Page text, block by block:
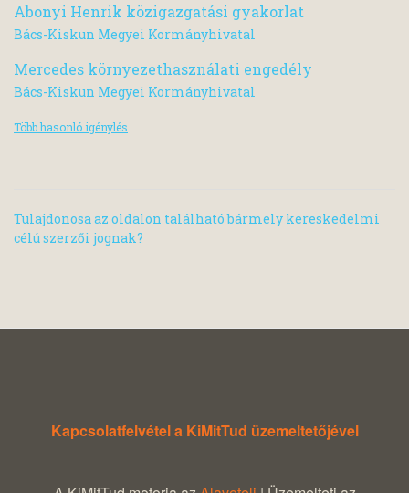
Abonyi Henrik közigazgatási gyakorlat
Bács-Kiskun Megyei Kormányhivatal
Mercedes környezethasználati engedély
Bács-Kiskun Megyei Kormányhivatal
Több hasonló igénylés
Tulajdonosa az oldalon található bármely kereskedelmi
célú szerzői jognak?
Kapcsolatfelvétel a KiMitTud üzemeltetőjével